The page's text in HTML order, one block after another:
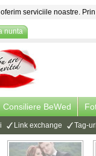
serviciile noastre.
nunta
Consiliere BeWed
Link exchange Tag-